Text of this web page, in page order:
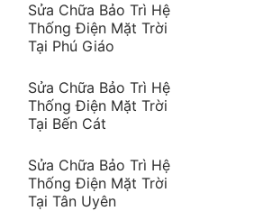
Sửa Chữa Bảo Trì Hệ
Thống Điện Mặt Trời
Tại Phú Giáo
Sửa Chữa Bảo Trì Hệ
Thống Điện Mặt Trời
Tại Bến Cát
Sửa Chữa Bảo Trì Hệ
Thống Điện Mặt Trời
Tại Tân Uyên